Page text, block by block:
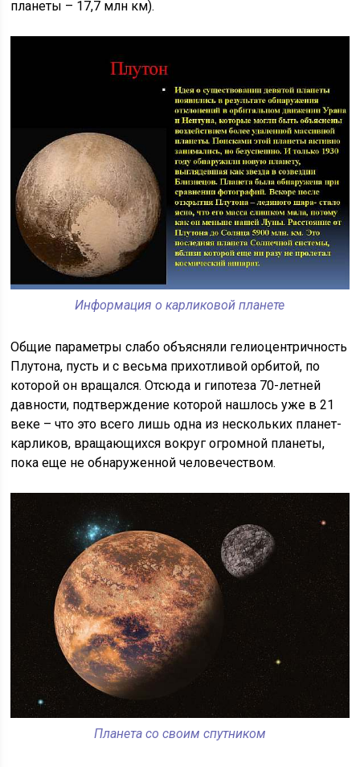
планеты – 17,7 млн км).
Информация о карликовой планете
Общие параметры слабо объясняли гелиоцентричность
Плутона, пусть и с весьма прихотливой орбитой, по
которой он вращался. Отсюда и гипотеза 70-летней
давности, подтверждение которой нашлось уже в 21
веке – что это всего лишь одна из нескольких планет-
карликов, вращающихся вокруг огромной планеты,
пока еще не обнаруженной человечеством.
Планета со своим спутником